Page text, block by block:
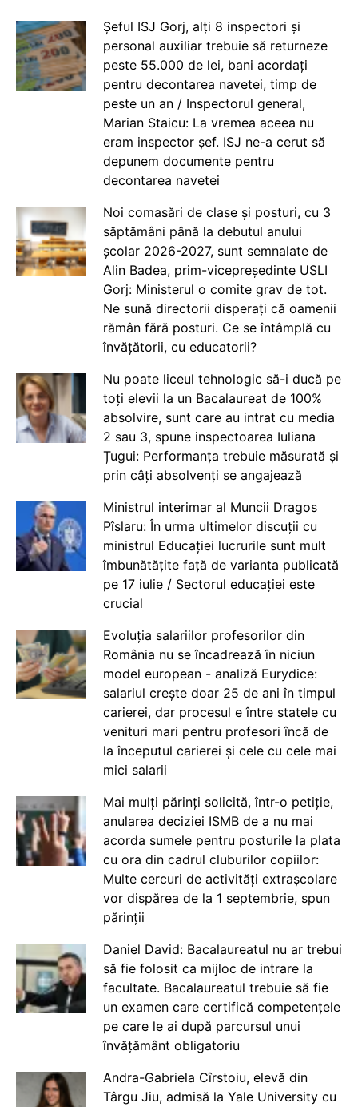
Șeful ISJ Gorj, alți 8 inspectori și
personal auxiliar trebuie să returneze
peste 55.000 de lei, bani acordați
pentru decontarea navetei, timp de
peste un an / Inspectorul general,
Marian Staicu: La vremea aceea nu
eram inspector șef. ISJ ne-a cerut să
depunem documente pentru
decontarea navetei
Noi comasări de clase și posturi, cu 3
săptămâni până la debutul anului
școlar 2026-2027, sunt semnalate de
Alin Badea, prim-vicepreședinte USLI
Gorj: Ministerul o comite grav de tot.
Ne sună directorii disperați că oamenii
rămân fără posturi. Ce se întâmplă cu
învățătorii, cu educatorii?
Nu poate liceul tehnologic să-i ducă pe
toți elevii la un Bacalaureat de 100%
absolvire, sunt care au intrat cu media
2 sau 3, spune inspectoarea Iuliana
Țugui: Performanța trebuie măsurată și
prin câți absolvenți se angajează
Ministrul interimar al Muncii Dragos
Pîslaru: În urma ultimelor discuții cu
ministrul Educației lucrurile sunt mult
îmbunătățite față de varianta publicată
pe 17 iulie / Sectorul educației este
crucial
Evoluția salariilor profesorilor din
România nu se încadrează în niciun
model european - analiză Eurydice:
salariul crește doar 25 de ani în timpul
carierei, dar procesul e între statele cu
venituri mari pentru profesori încă de
la începutul carierei și cele cu cele mai
mici salarii
Mai mulți părinți solicită, într-o petiție,
anularea deciziei ISMB de a nu mai
acorda sumele pentru posturile la plata
cu ora din cadrul cluburilor copiilor:
Multe cercuri de activități extrașcolare
vor dispărea de la 1 septembrie, spun
părinții
Daniel David: Bacalaureatul nu ar trebui
să fie folosit ca mijloc de intrare la
facultate. Bacalaureatul trebuie să fie
un examen care certifică competențele
pe care le ai după parcursul unui
învățământ obligatoriu
Andra-Gabriela Cîrstoiu, elevă din
Târgu Jiu, admisă la Yale University cu